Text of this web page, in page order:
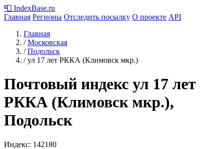
📮 IndexBase.ru
Главная Регионы Отследить посылку О проекте API
Главная
/ Московская
/ Подольск
/ ул 17 лет РККА (Климовск мкр.)
Почтовый индекс ул 17 лет
РККА (Климовск мкр.),
Подольск
Индекс: 142180